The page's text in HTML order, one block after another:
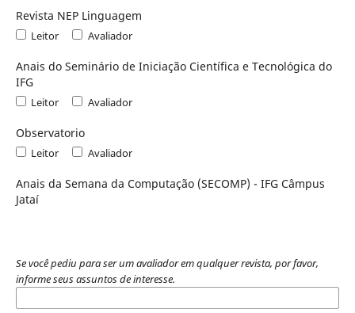
Revista NEP Linguagem
Leitor Avaliador
Anais do Seminário de Iniciação Científica e Tecnológica do
IFG
Leitor Avaliador
Observatorio
Leitor Avaliador
Anais da Semana da Computação (SECOMP) - IFG Câmpus
Jataí
Se você pediu para ser um avaliador em qualquer revista, por favor,
informe seus assuntos de interesse.